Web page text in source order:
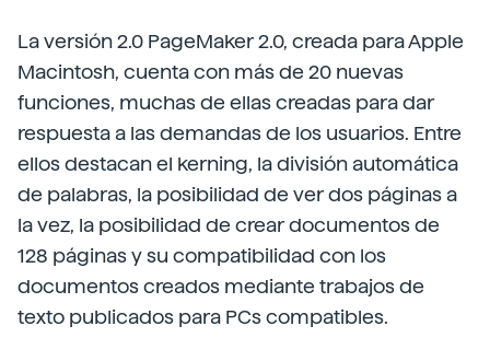
La versión 2.0 PageMaker 2.0, creada para Apple
Macintosh, cuenta con más de 20 nuevas
funciones, muchas de ellas creadas para dar
respuesta a las demandas de los usuarios. Entre
ellos destacan el kerning, la división automática
de palabras, la posibilidad de ver dos páginas a
la vez, la posibilidad de crear documentos de
128 páginas y su compatibilidad con los
documentos creados mediante trabajos de
texto publicados para PCs compatibles.